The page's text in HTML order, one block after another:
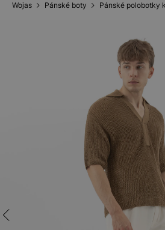
Wojas Pánské boty Pánské polobotky